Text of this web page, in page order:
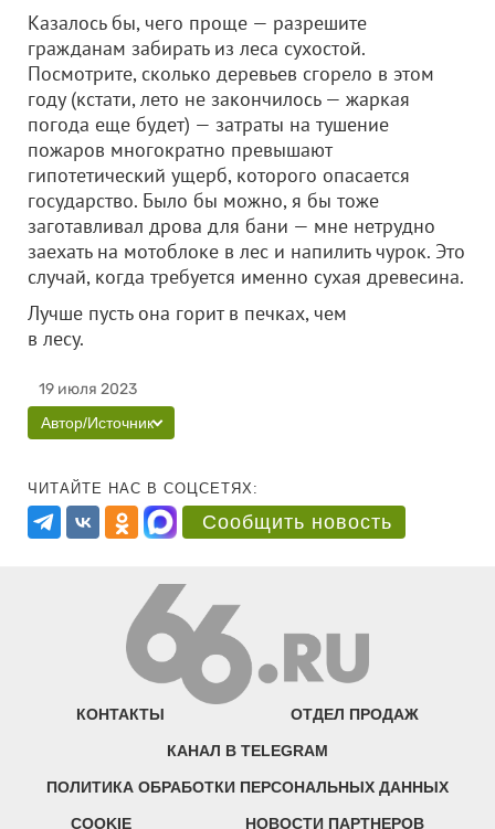
Казалось бы, чего проще — разрешите
гражданам забирать из леса сухостой.
Посмотрите, сколько деревьев сгорело в этом
году (кстати, лето не закончилось — жаркая
погода еще будет) — затраты на тушение
пожаров многократно превышают
гипотетический ущерб, которого опасается
государство. Было бы можно, я бы тоже
заготавливал дрова для бани — мне нетрудно
заехать на мотоблоке в лес и напилить чурок. Это
случай, когда требуется именно сухая древесина.
Лучше пусть она горит в печках, чем
в лесу.
19 июля 2023
Автор/Источник
ЧИТАЙТЕ НАС В СОЦСЕТЯХ:
Сообщить новость
КОНТАКТЫ ОТДЕЛ ПРОДАЖ
КАНАЛ В TELEGRAM
ПОЛИТИКА ОБРАБОТКИ ПЕРСОНАЛЬНЫХ ДАННЫХ
COOKIE НОВОСТИ ПАРТНЕРОВ